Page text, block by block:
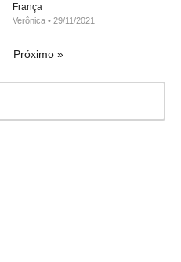
França
Verônica 29/11/2021
Próximo »